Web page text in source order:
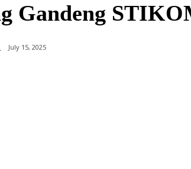
Gandeng
July 15, 2025